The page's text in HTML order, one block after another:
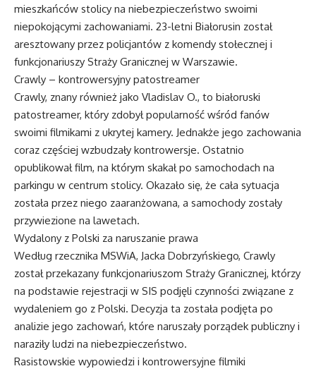
mieszkańców stolicy na niebezpieczeństwo swoimi
niepokojącymi zachowaniami. 23-letni Białorusin został
aresztowany przez policjantów z komendy stołecznej i
funkcjonariuszy Straży Granicznej w Warszawie.
Crawly – kontrowersyjny patostreamer
Crawly, znany również jako Vladislav O., to białoruski
patostreamer, który zdobył popularność wśród fanów
swoimi filmikami z ukrytej kamery. Jednakże jego zachowania
coraz częściej wzbudzały kontrowersje. Ostatnio
opublikował film, na którym skakał po samochodach na
parkingu w centrum stolicy. Okazało się, że cała sytuacja
została przez niego zaaranżowana, a samochody zostały
przywiezione na lawetach.
Wydalony z Polski za naruszanie prawa
Według rzecznika MSWiA, Jacka Dobrzyńskiego, Crawly
został przekazany funkcjonariuszom Straży Granicznej, którzy
na podstawie rejestracji w SIS podjęli czynności związane z
wydaleniem go z Polski. Decyzja ta została podjęta po
analizie jego zachowań, które naruszały porządek publiczny i
naraziły ludzi na niebezpieczeństwo.
Rasistowskie wypowiedzi i kontrowersyjne filmiki